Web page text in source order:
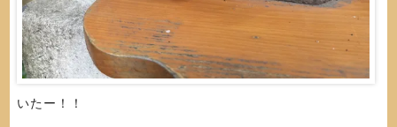
いたー！！